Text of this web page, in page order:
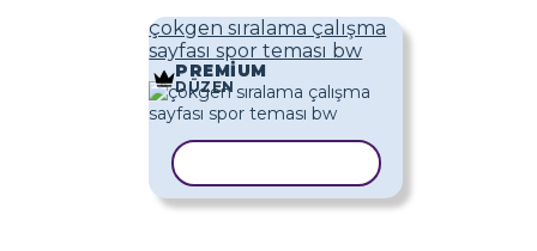
çokgen sıralama çalışma
sayfası spor teması bw
PREMIUM
DÜZEN